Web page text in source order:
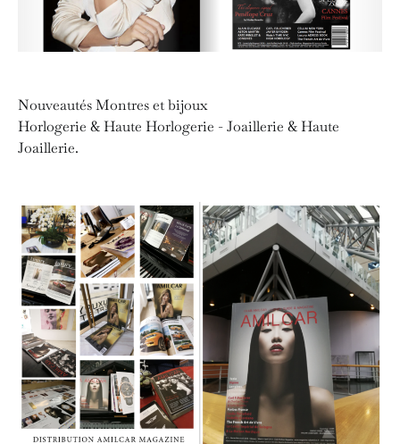
Nouveautés Montres et bijoux
Horlogerie & Haute Horlogerie - Joaillerie & Haute
Joaillerie.